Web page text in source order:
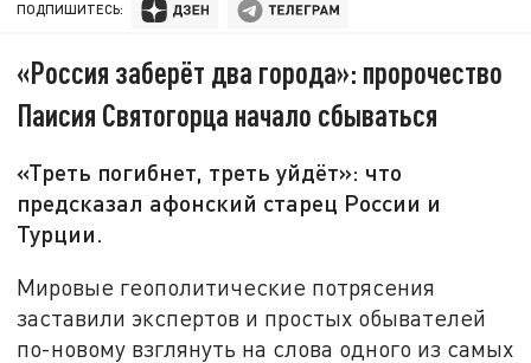
ПОДПИШИТЕСЬ:
«Россия заберёт два города»: пророчество
Паисия Святогорца начало сбываться
«Треть погибнет, треть уйдёт»: что
предсказал афонский старец России и
Турции.
Мировые геополитические потрясения
заставили экспертов и простых обывателей
по-новому взглянуть на слова одного из самых